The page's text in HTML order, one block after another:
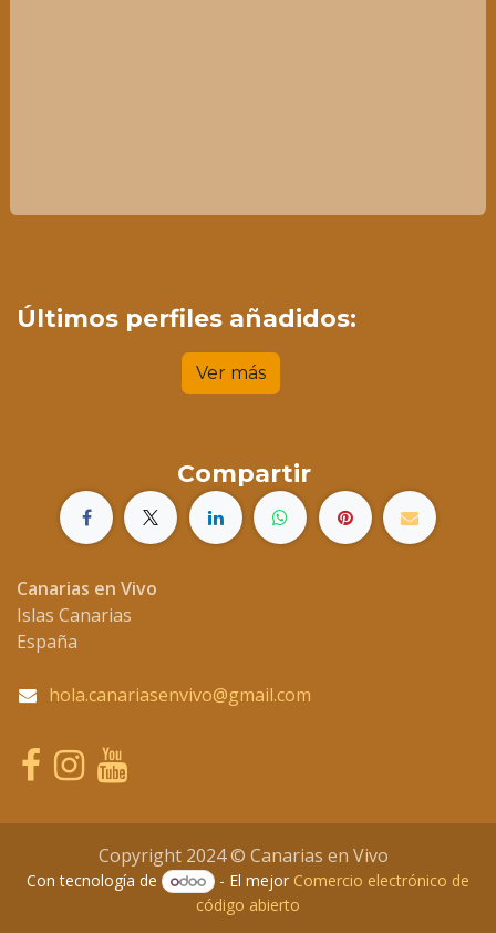
Últimos perfiles añadidos:
Ver más
Compartir
Canarias en Vivo
Islas Canarias
España
hola.canariasenvivo@gmail.com
Copyright 2024 © Canarias en Vivo
Con tecnología de - El mejor Comercio electrónico de
código abierto